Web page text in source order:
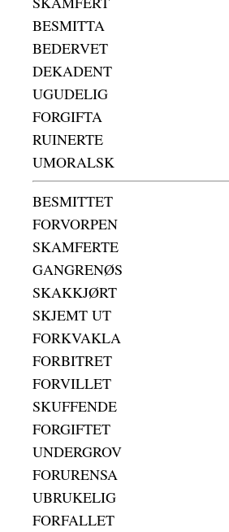
BESMITTA
BEDERVET
DEKADENT
UGUDELIG
FORGIFTA
RUINERTE
UMORALSK
BESMITTET
FORVORPEN
SKAMFERTE
GANGRENØS
SKAKKJØRT
SKJEMT UT
FORKVAKLA
FORBITRET
FORVILLET
SKUFFENDE
FORGIFTET
UNDERGROV
FORURENSA
UBRUKELIG
FORFALLET